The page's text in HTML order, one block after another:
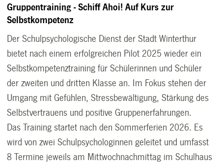
Gruppentraining - Schiff Ahoi! Auf Kurs zur
Selbstkompetenz
Der Schulpsychologische Dienst der Stadt Winterthur
bietet nach einem erfolgreichen Pilot 2025 wieder ein
Selbstkompetenztraining für Schülerinnen und Schüler
der zweiten und dritten Klasse an. Im Fokus stehen der
Umgang mit Gefühlen, Stressbewältigung, Stärkung des
Selbstvertrauens und positive Gruppenerfahrungen.
Das Training startet nach den Sommerferien 2026. Es
wird von zwei Schulpsychologinnen geleitet und umfasst
8 Termine jeweils am Mittwochnachmittag im Schulhaus